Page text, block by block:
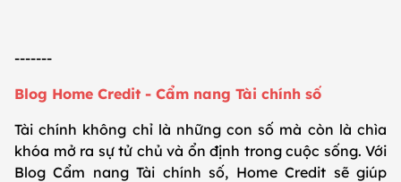
-------
Blog Home Credit - Cẩm nang Tài chính số
Tài chính không chỉ là những con số mà còn là chìa
khóa mở ra sự tử chủ và ổn định trong cuộc sống. Với
Blog Cẩm nang Tài chính số, Home Credit sẽ giúp